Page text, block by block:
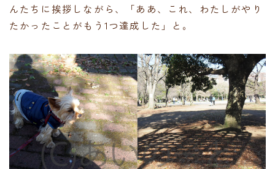
んたちに挨拶しながら、「ああ、これ、わたしがやり
たかったことがもう1つ達成した」と。